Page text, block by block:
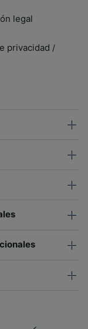
legal
privacidad /